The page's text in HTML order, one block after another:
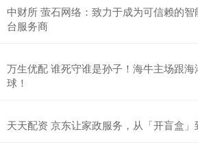
中财所 萤石网络：致力于成为可信赖的
台服务商
万生优配 谁死守谁是孙子！海牛主场跟
球！
天天配资 京东让家政服务，从「开盲盒」